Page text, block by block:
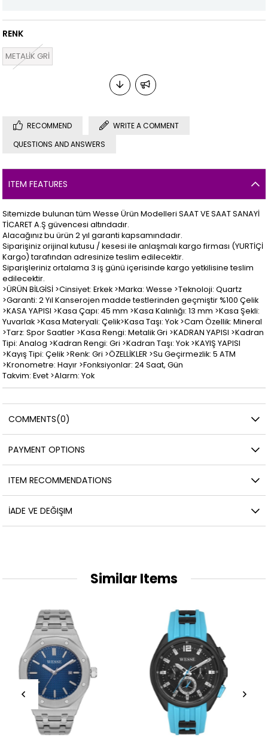
RENK
METALİK GRİ
RECOMMEND
WRITE A COMMENT
QUESTIONS AND ANSWERS
ITEM FEATURES
Sitemizde bulunan tüm Wesse Ürün Modelleri SAAT VE SAAT SANAYİ
TİCARET A.Ş güvencesi altındadır.
Alacağınız bu ürün 2 yıl garanti kapsamındadır.
Siparişiniz orijinal kutusu / kesesi ile anlaşmalı kargo firması (YURTİÇİ
Kargo) tarafından adresinize teslim edilecektir.
Siparişleriniz ortalama 3 iş günü içerisinde kargo yetkilisine teslim
edilecektir.
>ÜRÜN BİLGİSİ >Cinsiyet: Erkek >Marka: Wesse >Teknoloji: Quartz
>Garanti: 2 Yıl Kanserojen madde testlerinden geçmiştir %100 Çelik
>KASA YAPISI >Kasa Çapı: 45 mm >Kasa Kalınlığı: 13 mm >Kasa Şekli:
Yuvarlak >Kasa Materyali: Çelik>Kasa Taşı: Yok >Cam Özellik: Mineral
>Tarz: Spor Saatler >Kasa Rengi: Metalik Gri >KADRAN YAPISI >Kadran
Tipi: Analog >Kadran Rengi: Gri >Kadran Taşı: Yok >KAYIŞ YAPISI
>Kayış Tipi: Çelik >Renk: Gri >ÖZELLİKLER >Su Geçirmezlik: 5 ATM
>Kronometre: Hayır >Fonksiyonlar: 24 Saat, Gün
Takvim: Evet >Alarm: Yok
COMMENTS(0)
PAYMENT OPTIONS
ITEM RECOMMENDATIONS
İADE VE DEĞIŞIM
Similar Items